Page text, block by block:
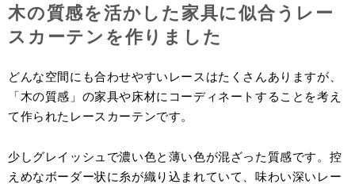
木の質感を活かした家具に似合うレー
スカーテンを作りました
どんな空間にも合わせやすいレースはたくさんありますが、
「木の質感」の家具や床材にコーディネートすることを考え
て作られたレースカーテンです。
少しグレイッシュで濃い色と薄い色が混ざった質感です。控
えめなボーダー状に糸が織り込まれていて、味わい深いレー